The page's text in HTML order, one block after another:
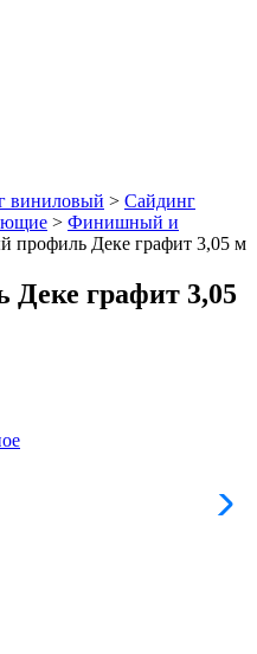
виниловый > Сайдинг
> Финишный и
Деке графит 3,05 м
графит 3,05